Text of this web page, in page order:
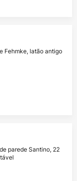
Fehmke, latão antigo
parede Santino, 22